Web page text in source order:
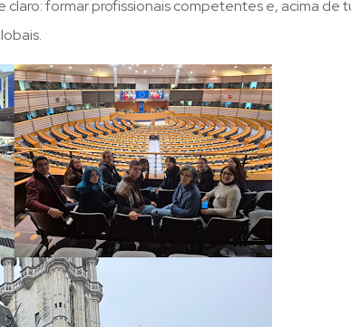
formar profissionais competentes e, acima de